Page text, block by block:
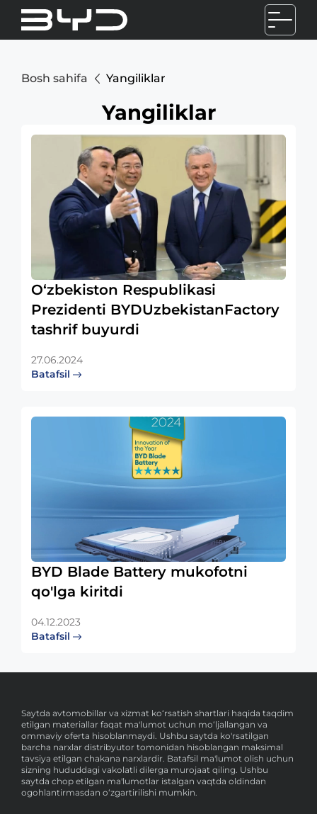
Bosh sahifa Yangiliklar
Yangiliklar
O‘zbekiston Respublikasi
Prezidenti BYDUzbekistanFactory
tashrif buyurdi
27.06.2024
Batafsil
BYD Blade Battery mukofotni
qo'lga kiritdi
04.12.2023
Batafsil
Saytda avtomobillar va xizmat ko‘rsatish shartlari haqida taqdim
etilgan materiallar faqat ma'lumot uchun mo‘ljallangan va
ommaviy oferta hisoblanmaydi. Ushbu saytda ko'rsatilgan
barcha narxlar distribyutor tomonidan hisoblangan maksimal
tavsiya etilgan chakana narxlardir. Batafsil ma'lumot olish uchun
sizning hududdagi vakolatli dilerga murojaat qiling. Ushbu
saytda chop etilgan ma'lumotlar istalgan vaqtda oldindan
ogohlantirmasdan o‘zgartirilishi mumkin.